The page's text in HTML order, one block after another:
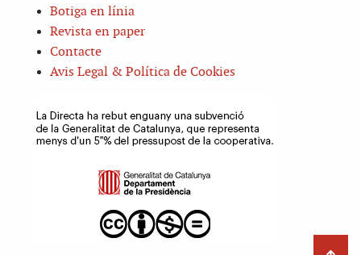
Botiga en línia
Revista en paper
Contacte
Avis Legal & Política de Cookies